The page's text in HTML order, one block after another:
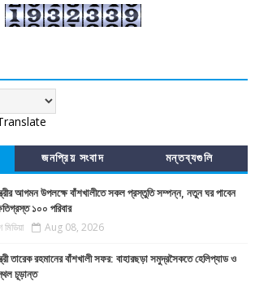
জনপ্রিয় সংবাদ মন্তব্যগুলি
আগমন উপলক্ষে বাঁশখালীতে সকল প্রস্তুতি সম্পন্ন, নতুন ঘর পাবেন
১০০ পরিবার
Aug 08, 2026
তারেক রহমানের বাঁশখালী সফর: বাহারছড়া সমুদ্রসৈকতে হেলিপ্যাড ও
চূড়ান্ত